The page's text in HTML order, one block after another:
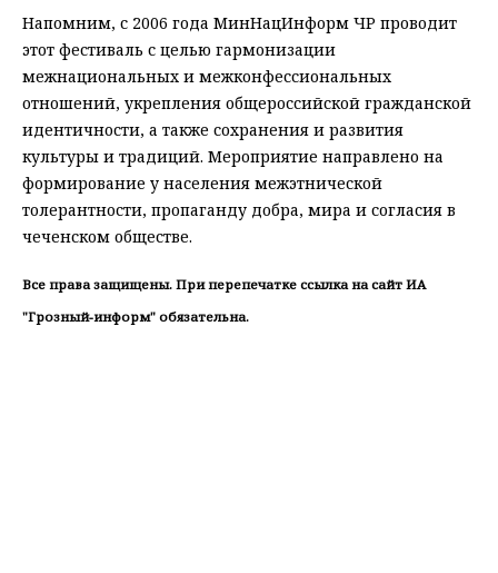
Напомним, с 2006 года МинНацИнформ ЧР проводит
этот фестиваль с целью гармонизации
межнациональных и межконфессиональных
отношений, укрепления общероссийской гражданской
идентичности, а также сохранения и развития
культуры и традиций. Мероприятие направлено на
формирование у населения межэтнической
толерантности, пропаганду добра, мира и согласия в
чеченском обществе.
Все права защищены. При перепечатке ссылка на сайт ИА
"Грозный-информ" обязательна.